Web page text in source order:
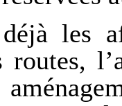
les
routes,